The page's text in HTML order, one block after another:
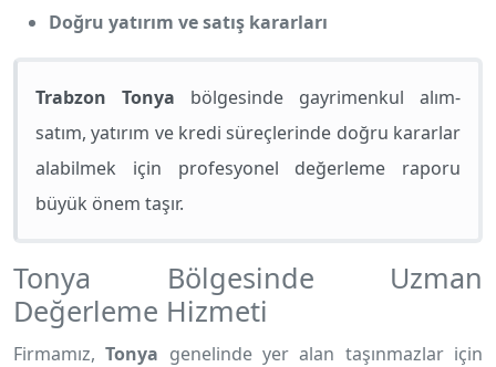
Doğru yatırım ve satış kararları
Trabzon Tonya bölgesinde gayrimenkul alım-
satım, yatırım ve kredi süreçlerinde doğru kararlar
alabilmek için profesyonel değerleme raporu
büyük önem taşır.
Tonya Bölgesinde Uzman
Değerleme Hizmeti
Firmamız,Tonya genelinde yer alan taşınmazlar için